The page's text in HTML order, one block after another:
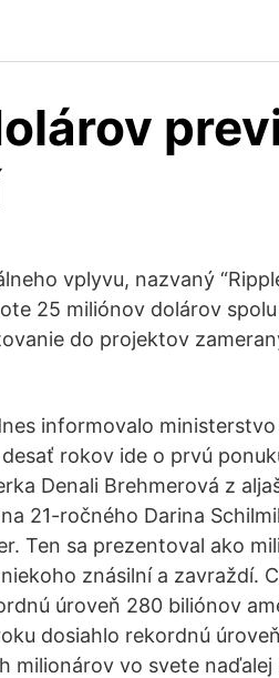
vplyvu, nazvaný
25 miliónov dolárov
do projektov
informovalo
rokov ide o prvú
Denali Brehmerová z
21-ročného Darina
Ten sa prezentoval ako
znásilní a zavraždí.
úroveň 280 biliónov
dosiahlo rekordnú
milionárov vo svete naďalej